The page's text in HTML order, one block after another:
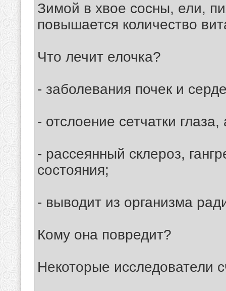
Зимой в хвое сосны, ели,
повышается количество
Что лечит елочка?
- заболевания почек и
- отслоение сетчатки
- рассеянный склероз,
состояния;
- выводит из организма
Кому она повредит?
Некоторые исследователи